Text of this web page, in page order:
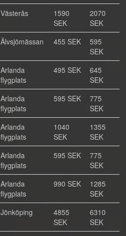
Västerås
1590
SEK
2070
SEK
Älvsjömässan 455 SEK
595
SEK
Arlanda
flygplats
495 SEK
645
SEK
Arlanda
flygplats
595 SEK
775
SEK
Arlanda
flygplats
1040
SEK
1355
SEK
Arlanda
flygplats
595 SEK
775
SEK
Arlanda
flygplats
990 SEK
1285
SEK
Jönköping
4855
SEK
6310
SEK